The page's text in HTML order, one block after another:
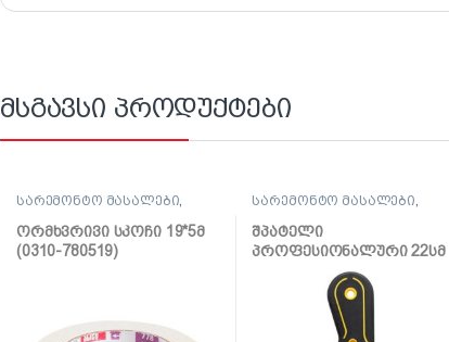
მსგავსი პროდუქტები
სარემონტო მასალები,
ორმხვრივი სკოჩი 19*5მ
(0310-780519)
სარემონტო მასალები,
ქაფჩა
შპატელი
პროფესიონალური 22სმ
(0820-662204)